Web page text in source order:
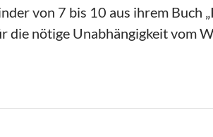
von 7 bis 10 aus ihrem Buch
die nötige Unabhängigkeit vom